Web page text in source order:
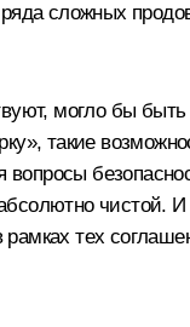
сложных
могло бы быть
такие
вопросы
чистой.
тех